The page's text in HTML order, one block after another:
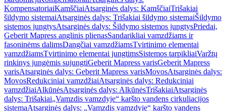
KompensatoriaiKamščiaiAtsarginės dalys: KamščiaiTrišakiai
šildymo sistemaiAtsarginės dalys: Trišakiai šildymo sistemaiŠildymo
sistemos jungtysAtsarginės dalys: Šildymo sistemos jungtysPriedai,
Geberit Mapress anglinis plienasSandarikliai vamzdžiams ir
fasoninėms dalimsDangčiai vamzdžiamsTvirtinimo elementai
vamzdžiamsTvirtinimo elementai jungtimsSistemos tarpikliaiVaržtų
rinkinys jungėmis sujungtiGeberit Mapress varisGeberit Mapress
varisAtsarginės dalys: Geberit Mapress varisMovosAtsarginės dalys:
MovosRedukciniai vamzdžiaiAtsarginės dalys: Redukciniai
vamzdžiaiAlkūnėsAtsarginės dalys: AlkūnėsTrišakiaiAtsarginės
dalys: Trišakiai„Vamzdis vamzdyje“ karšto vandens cirkuliacijos
sistemaAtsarginės dalys: „Vamzdis vamzdyje“ karšto vandens